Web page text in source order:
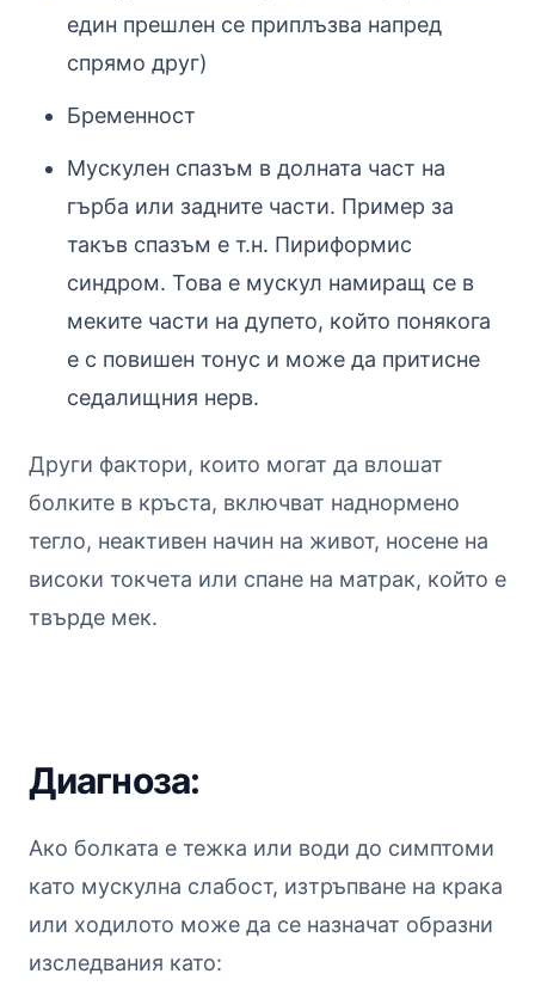
един прешлен се приплъзва напред
спрямо друг)
Бременност
Мускулен спазъм в долната част на
гърба или задните части. Пример за
такъв спазъм е т.н. Пириформис
синдром. Това е мускул намиращ се в
меките части на дупето, който понякога
е с повишен тонус и може да притисне
седалищния нерв.
Други фактори, които могат да влошат
болките в кръста, включват наднормено
тегло, неактивен начин на живот, носене на
високи токчета или спане на матрак, който е
твърде мек.
Диагноза:
Ако болката е тежка или води до симптоми
като мускулна слабост, изтръпване на крака
или ходилото може да се назначат образни
изследвания като: